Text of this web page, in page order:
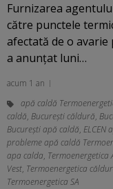
Furnizarea
către punctele
afectată de o avarie
a anunțat luni…
acum 1 an
apă caldă
caldă, București căldură,
București apă caldă, ELCEN
probleme apă caldă
apa calda, Termoenergetica
Vest, Termoenergetica
Termoenergetica SA